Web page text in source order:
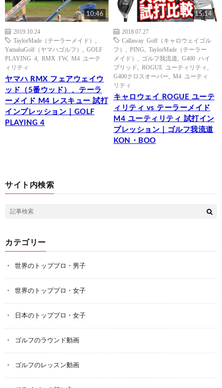
10:46
2019.10.24
TaylorMade（テーラーメイド）
YamahaGolf（ヤマハゴルフ）
GOLF
PLAYING 4
RMX FW, M4 ユーテ
ィリティ
ヤマハ RMX フェアウェイウ
ッド（5番ウッド）、テーラ
ーメイド M4 レスキュー 試打
インプレッション｜GOLF
PLAYING 4
15:14
2018.07.27
Callaway Golf（キャロウェイゴル
フ）
PING
TaylorMade（テーラー
メイド）
ゴルフ我流道
G400 ハイ
ブリッド
ROGUE ユーティリティ
G400クロスオーバー
M4 ユーティ
リティ
キャロウェイ ROGUE ユーテ
ィリティ vs テーラーメイド
M4 ユーティリティ 試打イン
プレッション｜ゴルフ我流道
KON・BOO
サイト内検索
カテゴリー
世界のトッププロ・男子
世界のトッププロ・女子
日本のトッププロ・女子
ゴルフのラウンド動画
ゴルフのレッスン動画